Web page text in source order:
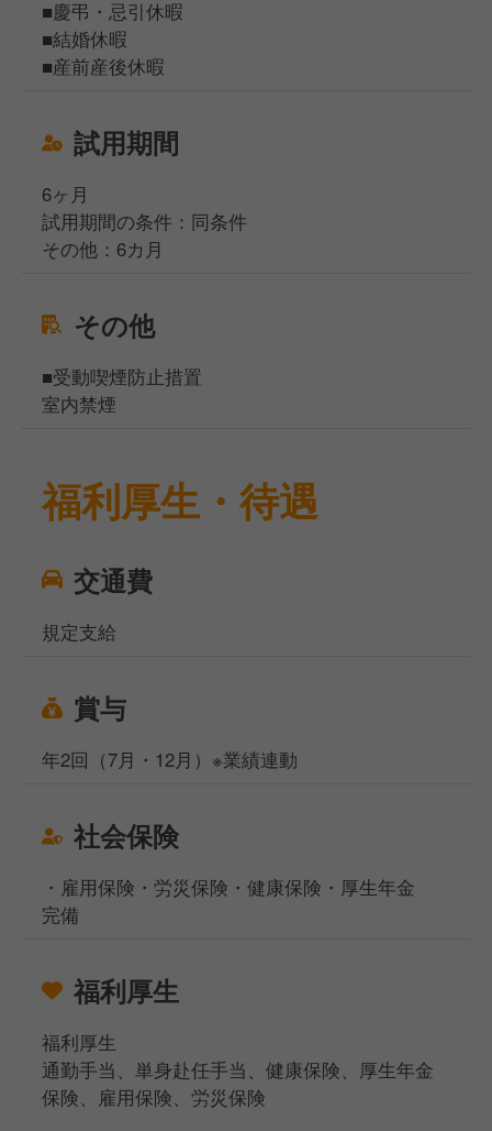
■慶弔・忌引休暇
■結婚休暇
■産前産後休暇
試用期間
6ヶ月
試用期間の条件：同条件
その他：6カ月
その他
■受動喫煙防止措置
室内禁煙
福利厚生・待遇
交通費
規定支給
賞与
年2回（7月・12月）※業績連動
社会保険
・雇用保険・労災保険・健康保険・厚生年金
完備
福利厚生
福利厚生
通勤手当、単身赴任手当、健康保険、厚生年金
保険、雇用保険、労災保険